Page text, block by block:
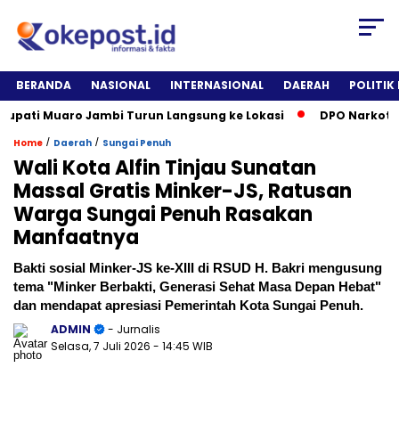
BERANDA NASIONAL INTERNASIONAL DAERAH
POLITIK
Muaro Jambi Turun Langsung ke Lokasi
DPO Narkotika
Home / Daerah / Sungai Penuh
Wali Kota Alfin Tinjau Sunatan
Massal Gratis Minker-JS, Ratusan
Warga Sungai Penuh Rasakan
Manfaatnya
Bakti sosial Minker-JS ke-XIII di RSUD H. Bakri mengusung
tema "Minker Berbakti, Generasi Sehat Masa Depan Hebat"
dan mendapat apresiasi Pemerintah Kota Sungai Penuh.
ADMIN
- Jurnalis
Selasa, 7 Juli 2026 - 14:45 WIB